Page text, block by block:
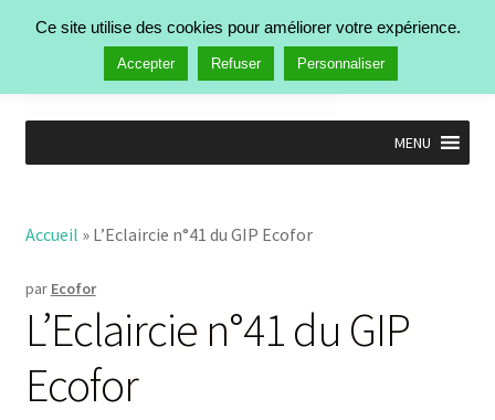
Rechercher :
MENU
Manifestations
Actualités
Qui est Ecofor ?
Contact
Accueil » L’Eclaircie n°41 du GIP Ecofor
par Ecofor
L’Eclaircie n°41 du GIP
Ecofor
Ce site utilise des cookies pour améliorer votre expérience.
Accepter Refuser Personnaliser